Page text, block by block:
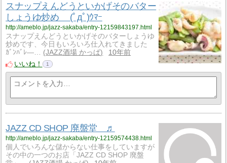
スナップえんどうといかげそのバター
しょうゆ炒め (ﾟдﾟ)ｳﾏｰ
http://ameblo.jp/jazz-sakaba/entry-12159843197.html
スナップえんどうといかげそのバターしょうゆ
炒めです、今日もいろいろ仕入れてきました
ｶﾞﾝﾊﾞﾚ―…
JAZZ酒場 かっぱ
10年前
いいね！
1
JAZZ CD SHOP 廃盤堂 ♬
http://ameblo.jp/jazz-sakaba/entry-12159574438.html
個人でいろんな儲からない仕事をしていますが
その中の一つのお店「JAZZ CD SHOP 廃盤